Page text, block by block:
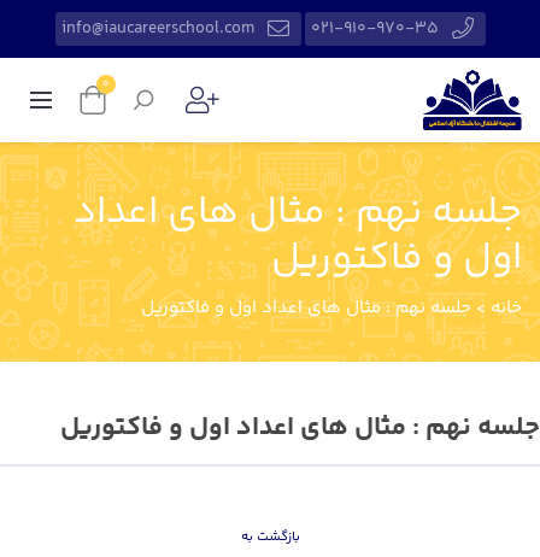
021-910-970-35
info@iaucareerschool.com
0
جلسه نهم : مثال های اعداد
اول و فاکتوریل
خانه >جلسه نهم : مثال های اعداد اول و فاکتوریل
جلسه نهم : مثال های اعداد اول و فاکتوریل
بازگشت به